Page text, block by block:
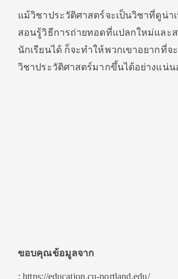
แม้วิชาประวัติศาสตร์จะเป็นวิชาที่ดูน่า
สอนรู้วิธีการถ่ายทอดที่แปลกใหม่และ
นักเรียนได้ ก็จะทำให้พวกเขาอยากที่จ
วิชาประวัติศาสตร์มากขึ้นได้อย่างแน่น
ขอบคุณข้อมูลจาก
: https://education.cu-portland.edu/